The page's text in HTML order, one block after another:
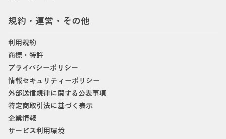
規約・運営・その他
利用規約
商標・特許
プライバシーポリシー
情報セキュリティーポリシー
外部送信規律に関する公表事項
特定商取引法に基づく表示
企業情報
サービス利用環境